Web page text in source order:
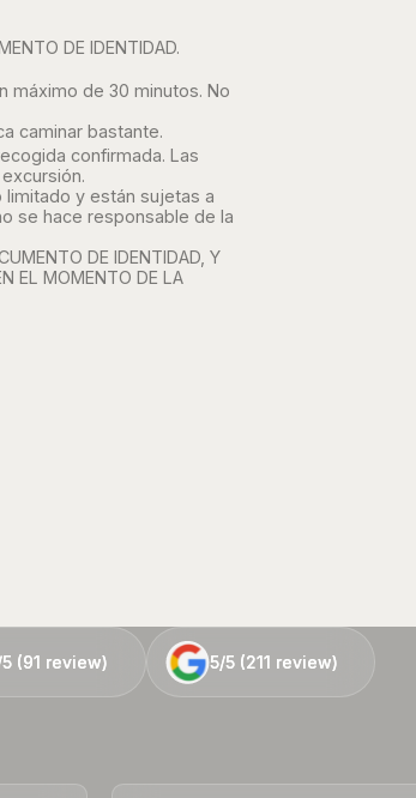
DE IDENTIDAD.
máximo de 30 minutos. No
caminar bastante.
confirmada. Las
y están sujetas a
se hace responsable de la
DE IDENTIDAD, Y
EL MOMENTO DE LA
(91 review)
(91 review) 5/5 (211 review)
5/5 (211 review)